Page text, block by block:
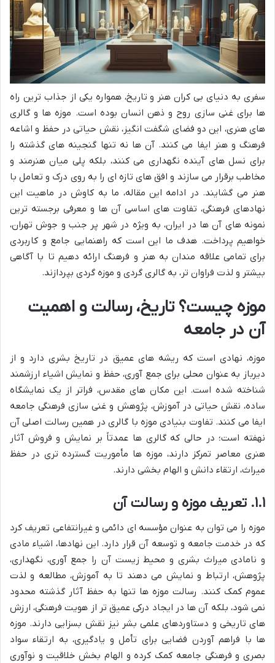
سفری به دنیای بی کران هنر و تاریخ، همواره یکی از جذاب ترین راه
ها برای غنی سازی روح و ذهن انسان بوده است. موزه ها و گالری
های هنری، این دو فضای شگفت انگیز، نقش حیاتی در حفظ و اشاعه
فرهنگ و هنر ایفا می کنند. آن ها نه تنها گنجینه های گذشته را
برای نسل های آینده نگهداری می کنند، بلکه پلی میان هنرمند و
مخاطب برقرار می سازند و افق های تازه ای را به روی درک و تعامل با
هنر می گشایند. در ادامه این مقاله، ما به کاوش در ماهیت این
نهادهای فرهنگی، تفاوت های اساسی آن ها و معرفی برجسته ترین
نمونه های آن ها در ایران، به ویژه در شهر پر جنب و جوش تهران،
خواهیم پرداخت. هدف ما این است که راهنمایی جامع و کاربردی
برای تمامی علاقه مندان به هنر و فرهنگ ارائه دهیم تا با آگاهی
بیشتر و لذت فراوان تر، به گالری گردی و موزه گردی بپردازند.
موزه چیست؟ تاریخ، رسالت و اهمیت
آن در جامعه
موزه، نهادی است که ریشه های عمیق در تاریخ بشری دارد و از
دیرباز به عنوان محلی برای جمع آوری، حفظ و نمایش اشیاء ارزشمند
شناخته شده است. این مکان های مقدس، فراتر از یک نمایشگاه
ساده، نقش حیاتی در آموزش، پژوهش و غنی سازی فرهنگی جامعه
ایفا می کنند. تفاوت بنیادی موزه با گالری در همین رسالت اصلی آن
نهفته است؛ در حالی که گالری ها عمدتاً بر نمایش و فروش آثار
هنری معاصر تمرکز دارند، موزه ها مأموریت گسترده تری در حفظ
میراث، ارتقاء دانش و الهام بخشی دارند.
۱.۱. تعریف موزه و رسالت آن
موزه را می توان به عنوان مؤسسه ای دائمی و غیرانتفاعی تعریف کرد
که در خدمت جامعه و توسعه آن قرار دارد. این نهادها، اشیاء مادی
و نامادی میراث بشری و محیط زیست آن را جمع آوری، نگهداری،
پژوهش، ارتباط و نمایش می دهند تا به آموزش، مطالعه و لذت
عموم کمک کنند. رسالت موزه ها تنها به حفظ آثار گذشته محدود
نمی شود، بلکه آن ها در ایجاد درکی عمیق تر از هویت فرهنگی، ارزش
های تاریخی و دستاوردهای علمی بشر نیز نقش بسزایی دارند. موزه
ها با فراهم آوردن فضایی برای تأمل و یادگیری، به ارتقاء سواد
بصری و فرهنگی جامعه کمک کرده و الهام بخش خلاقیت و نوآوری